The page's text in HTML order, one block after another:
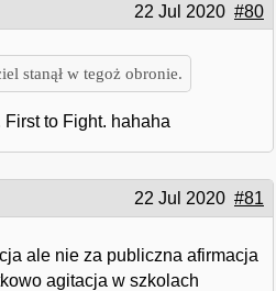
22 Jul 2020 #80
stanął w tegoż obronie.
First to Fight. hahaha
22 Jul 2020 #81
ale nie za publiczna afirmacja
agitacja w szkolach